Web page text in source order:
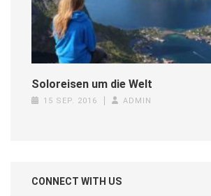
Soloreisen um die Welt
15 SEP. 2016 ADMIN
CONNECT WITH US